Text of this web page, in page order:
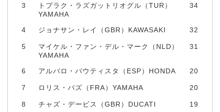
3
トプラク・ラズガットリオグル（TUR）
YAMAHA
34
4 ジョナサン・レイ（GBR）KAWASAKI 32
5
マイケル・ファン・デル・マーク（NLD）
YAMAHA
31
6 アルバロ・バウティスタ（ESP）HONDA 20
7 ロリス・バズ（FRA）YAMAHA 20
8 チャズ・デービス（GBR）DUCATI 19